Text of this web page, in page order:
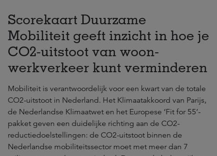
Scorekaart Duurzame
Mobiliteit geeft inzicht in hoe je
CO2-uitstoot van woon-
werkverkeer kunt verminderen
Mobiliteit is verantwoordelijk voor een kwart van de totale
CO2-uitstoot in Nederland. Het Klimaatakkoord van Parijs,
de Nederlandse Klimaatwet en het Europese ‘Fit for 55’-
pakket geven een duidelijke richting aan de CO2-
reductiedoelstellingen: de CO2-uitstoot binnen de
Nederlandse mobiliteitssector moet met meer dan 7